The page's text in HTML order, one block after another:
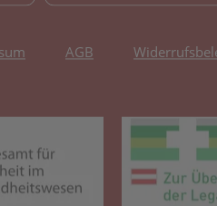
AGB
(öffnet in